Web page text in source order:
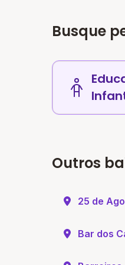
Busque
Outros
25 de
Bar dos